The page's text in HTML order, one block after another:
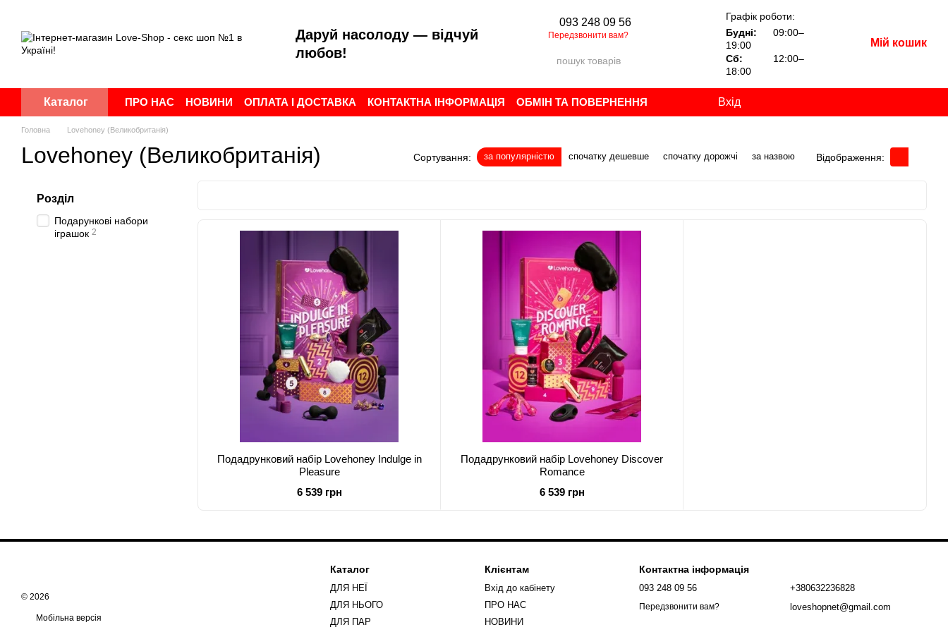
Даруй насолоду — відчуй
любов!
093 248 09 56
Передзвонити вам?
Графік роботи:
Будні:
09:00–
19:00
Сб:
12:00–
18:00
Мій кошик
Каталог ПРО НАС НОВИНИ ОПЛАТА І ДОСТАВКА КОНТАКТНА ІНФОРМАЦІЯ
ОБМІН ТА ПОВЕРНЕННЯ
ПУБЛІЧНА ОФЕРТА
УГОДА КОРИСТУВАЧА БРЕНДИ ВІДГУКИ ПРО МАГАЗИН
Вхід
Головна Lovehoney (Великобританія)
Lovehoney (Великобританія) Сортування: за популярністю спочатку дешевше спочатку дорожчі за назвою Відображення:
Подадрунковий набір Lovehoney Indulge in
Pleasure
6 539 грн
Подадрунковий набір Lovehoney Discover
Romance
6 539 грн
Розділ
Подарункові набори
іграшок 2
© 2026
Мобільна версія
Каталог
ДЛЯ НЕЇ
ДЛЯ НЬОГО
ДЛЯ ПАР
Клієнтам
Вхід до кабінету
ПРО НАС
НОВИНИ
Контактна інформація
093 248 09 56
Передзвонити вам?
+380632236828
loveshopnet@gmail.com